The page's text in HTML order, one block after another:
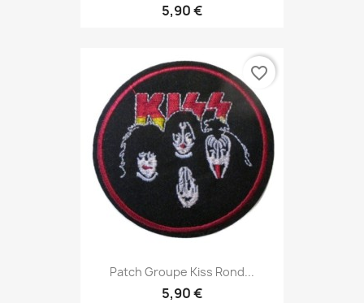
5,90 €
Patch Groupe Kiss Rond...
5,90 €
favorite_border